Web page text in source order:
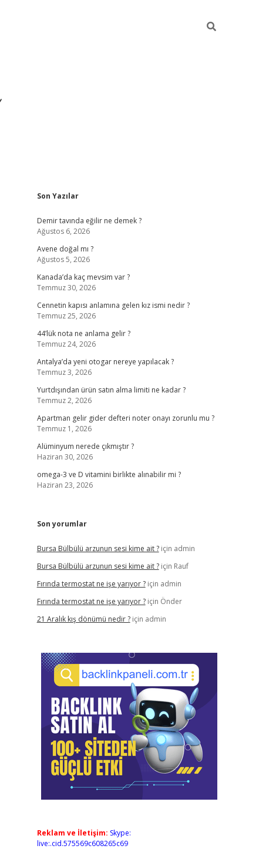
Sidebar
Son Yazılar
Demir tavında eğilir ne demek ?
Ağustos 6, 2026
Avene doğal mı ?
Ağustos 5, 2026
Kanada’da kaç mevsim var ?
Temmuz 30, 2026
Cennetin kapısı anlamına gelen kız ismi nedir ?
Temmuz 25, 2026
44’lük nota ne anlama gelir ?
Temmuz 24, 2026
Antalya’da yeni otogar nereye yapılacak ?
Temmuz 3, 2026
Yurtdışından ürün satın alma limiti ne kadar ?
Temmuz 2, 2026
Apartman gelir gider defteri noter onayı zorunlu mu ?
Temmuz 1, 2026
Alüminyum nerede çıkmıştır ?
Haziran 30, 2026
omega-3 ve D vitamini birlikte alınabilir mi ?
Haziran 23, 2026
Son yorumlar
Bursa Bülbülü arzunun sesi kime ait ?için admin
Bursa Bülbülü arzunun sesi kime ait ?için Rauf
Fırında termostat ne işe yarıyor ?için admin
Fırında termostat ne işe yarıyor ?için Önder
21 Aralık kış dönümü nedir ?için admin
Reklam ve İletişim: Skype:
live:.cid.575569c608265c69